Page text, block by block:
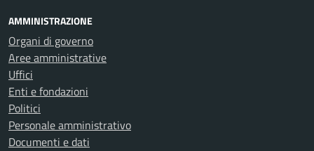
AMMINISTRAZIONE
Organi di governo
Aree amministrative
Uffici
Enti e fondazioni
Politici
Personale amministrativo
Documenti e dati